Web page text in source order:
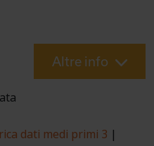
Altre info
dati medi primi 3 |